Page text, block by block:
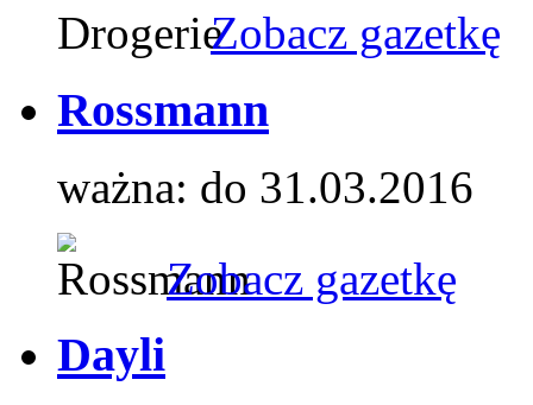
Zobacz gazetkę
Rossmann
ważna: do 31.03.2016
Zobacz gazetkę
Dayli